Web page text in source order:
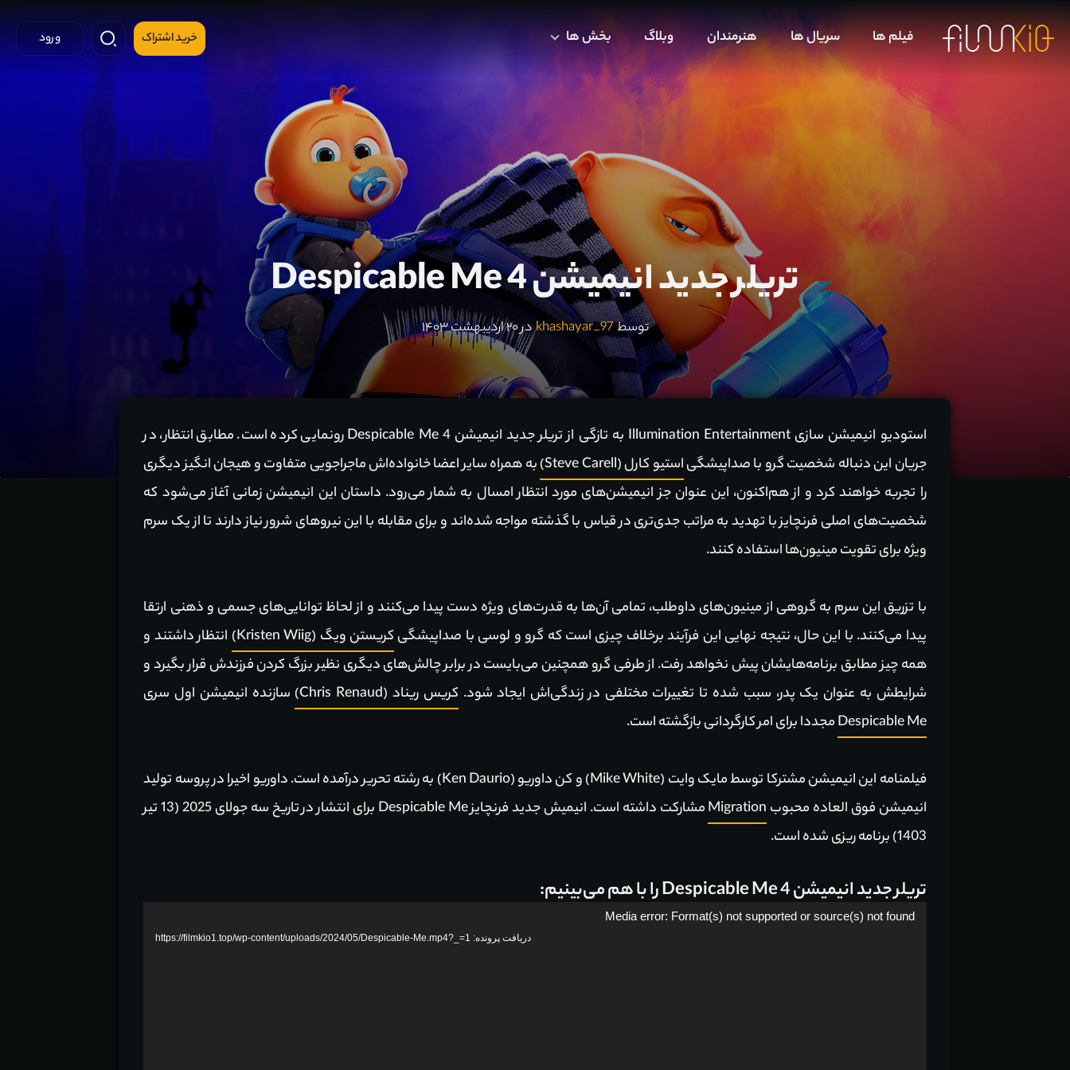
فیلم ها سریال ها هنرمندان وبلاگ بخش ها خرید اشتراک ورود
تریلر جدید انیمیشن Despicable Me 4
توسطkhashayar_97در ۲۰ اردیبهشت ۱۴۰۳
استودیو انیمیشن سازی Illumination Entertainment به تازگی از تریلر جدید انیمیشن Despicable Me 4 رونمایی کرده است. مطابق انتظار، در
جریان این دنباله شخصیت گرو با صداپیشگیاستیو کارل (Steve Carell)
به همراه سایر اعضا خانواده‌اش ماجراجویی متفاوت و هیجان انگیز دیگری
را تجربه خواهند کرد و از هم‌اکنون، این عنوان جز انیمیشن‌های مورد انتظار امسال به شمار می‌رود. داستان این انیمیشن زمانی آغاز می‌شود که
شخصیت‌های اصلی فرنچایز با تهدید به مراتب جدی‌تری در قیاس با گذشته مواجه شده‌اند و برای مقابله با این نیروهای شرور نیاز دارند تا از یک سرم
ویژه برای تقویت مینیون‌ها استفاده کنند.
با تزریق این سرم به گروهی از مینیون‌های داوطلب، تمامی آن‌ها به قدرت‌های ویژه دست پیدا می‌کنند و از لحاظ توانایی‌های جسمی و ذهنی ارتقا
پیدا می‌کنند. با این حال، نتیجه نهایی این فرآیند برخلاف چیزی است که گرو و لوسی با صداپیشگی کریستن ویگ (Kristen Wiig)
انتظار داشتند و
همه چیز مطابق برنامه‌هایشان پیش نخواهد رفت. از طرفی گرو همچنین می‌بایست در برابر چالش‌های دیگری نظیر بزرگ کردن فرزندش قرار بگیرد و
شرایطش به عنوان یک پدر، سبب شده تا تغییرات مختلفی در زندگی‌اش ایجاد شود. کریس ریناد (Chris Renaud)
سازنده انیمیشن اول سری
Despicable Meمجددا برای امر کارگردانی بازگشته است.
فیلمنامه این انیمیشن مشترکا توسط مایک وایت (Mike White) و کن داوریو (Ken Daurio) به رشته تحریر درآمده است. داوریو اخیرا در پروسه تولید
انیمیشن فوق العاده محبوب Migration
مشارکت داشته است. انیمیش جدید فرنچایز Despicable Me برای انتشار در تاریخ سه جولای 2025 (13 تیر
1403) برنامه ریزی شده است.
تریلر جدید انیمیشن Despicable Me 4 را با هم می‌بینیم:
نمایشگر
ویدیو
Media error: Format(s) not supported or source(s) not found
دریافت پرونده: https://filmkio1.top/wp-content/uploads/2024/05/Despicable-Me.mp4?_=1